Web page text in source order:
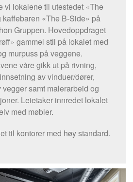
vi lokalene til utestedet «The
kaffebaren «The B-Side» på
Gruppen. Hovedoppdraget
gammel stil på lokalet med
murpuss på veggene.
våre gikk ut på rivning,
av vinduer/dører,
samt malerarbeid og
Leietaker innredet lokalet
med møbler.
til kontorer med høy standard.